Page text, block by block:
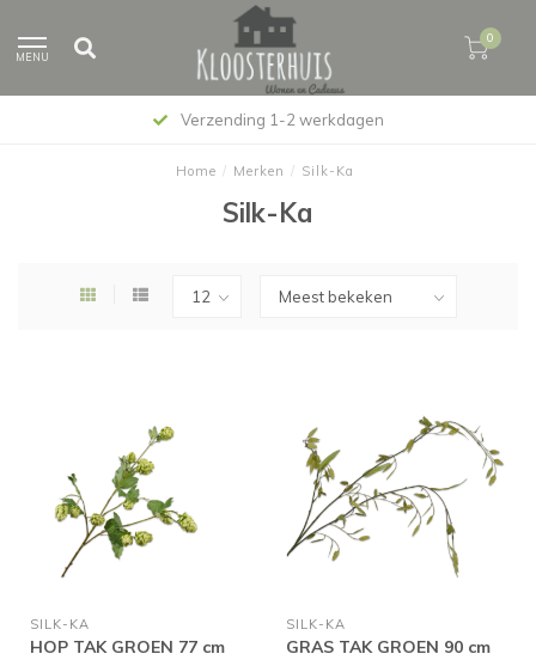
MENU
0
Verzending 1-2 werkdagen
Home / Merken / Silk-Ka
Silk-Ka
SILK-KA
HOP TAK GROEN 77 cm
SILK-KA
GRAS TAK GROEN 90 cm